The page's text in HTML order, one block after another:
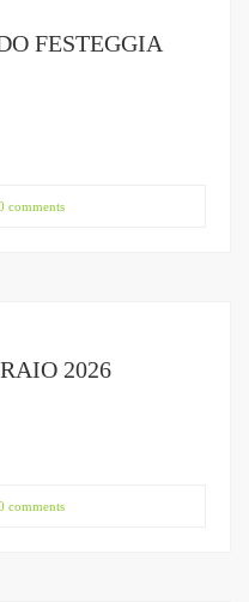
FESTEGGIA
comments
2026
comments